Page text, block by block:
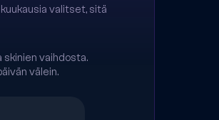
valitset, sitä
vaihdosta.
välein.